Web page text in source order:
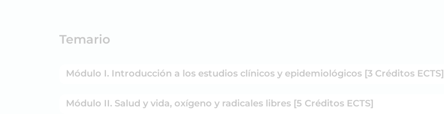
Temario
Módulo I. Introducción a los estudios clínicos y epidemiológicos [3 Créditos ECTS]
Módulo II. Salud y vida, oxígeno y radicales libres [5 Créditos ECTS]